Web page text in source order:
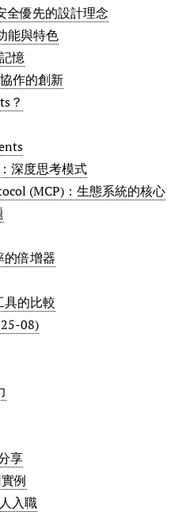
全優先的設計理念
能與特色
憶
作的創新
？
深度思考模式
(MCP)：生態系統的核心
的倍增器
具的比較
08)
享
例
入職